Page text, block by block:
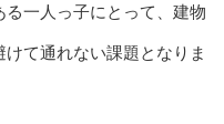
一人っ子にとって、建物
て通れない課題となりま